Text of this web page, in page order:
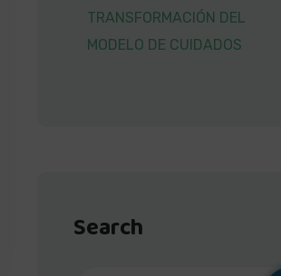
TRANSFORMACIÓN DEL
MODELO DE CUIDADOS
Search